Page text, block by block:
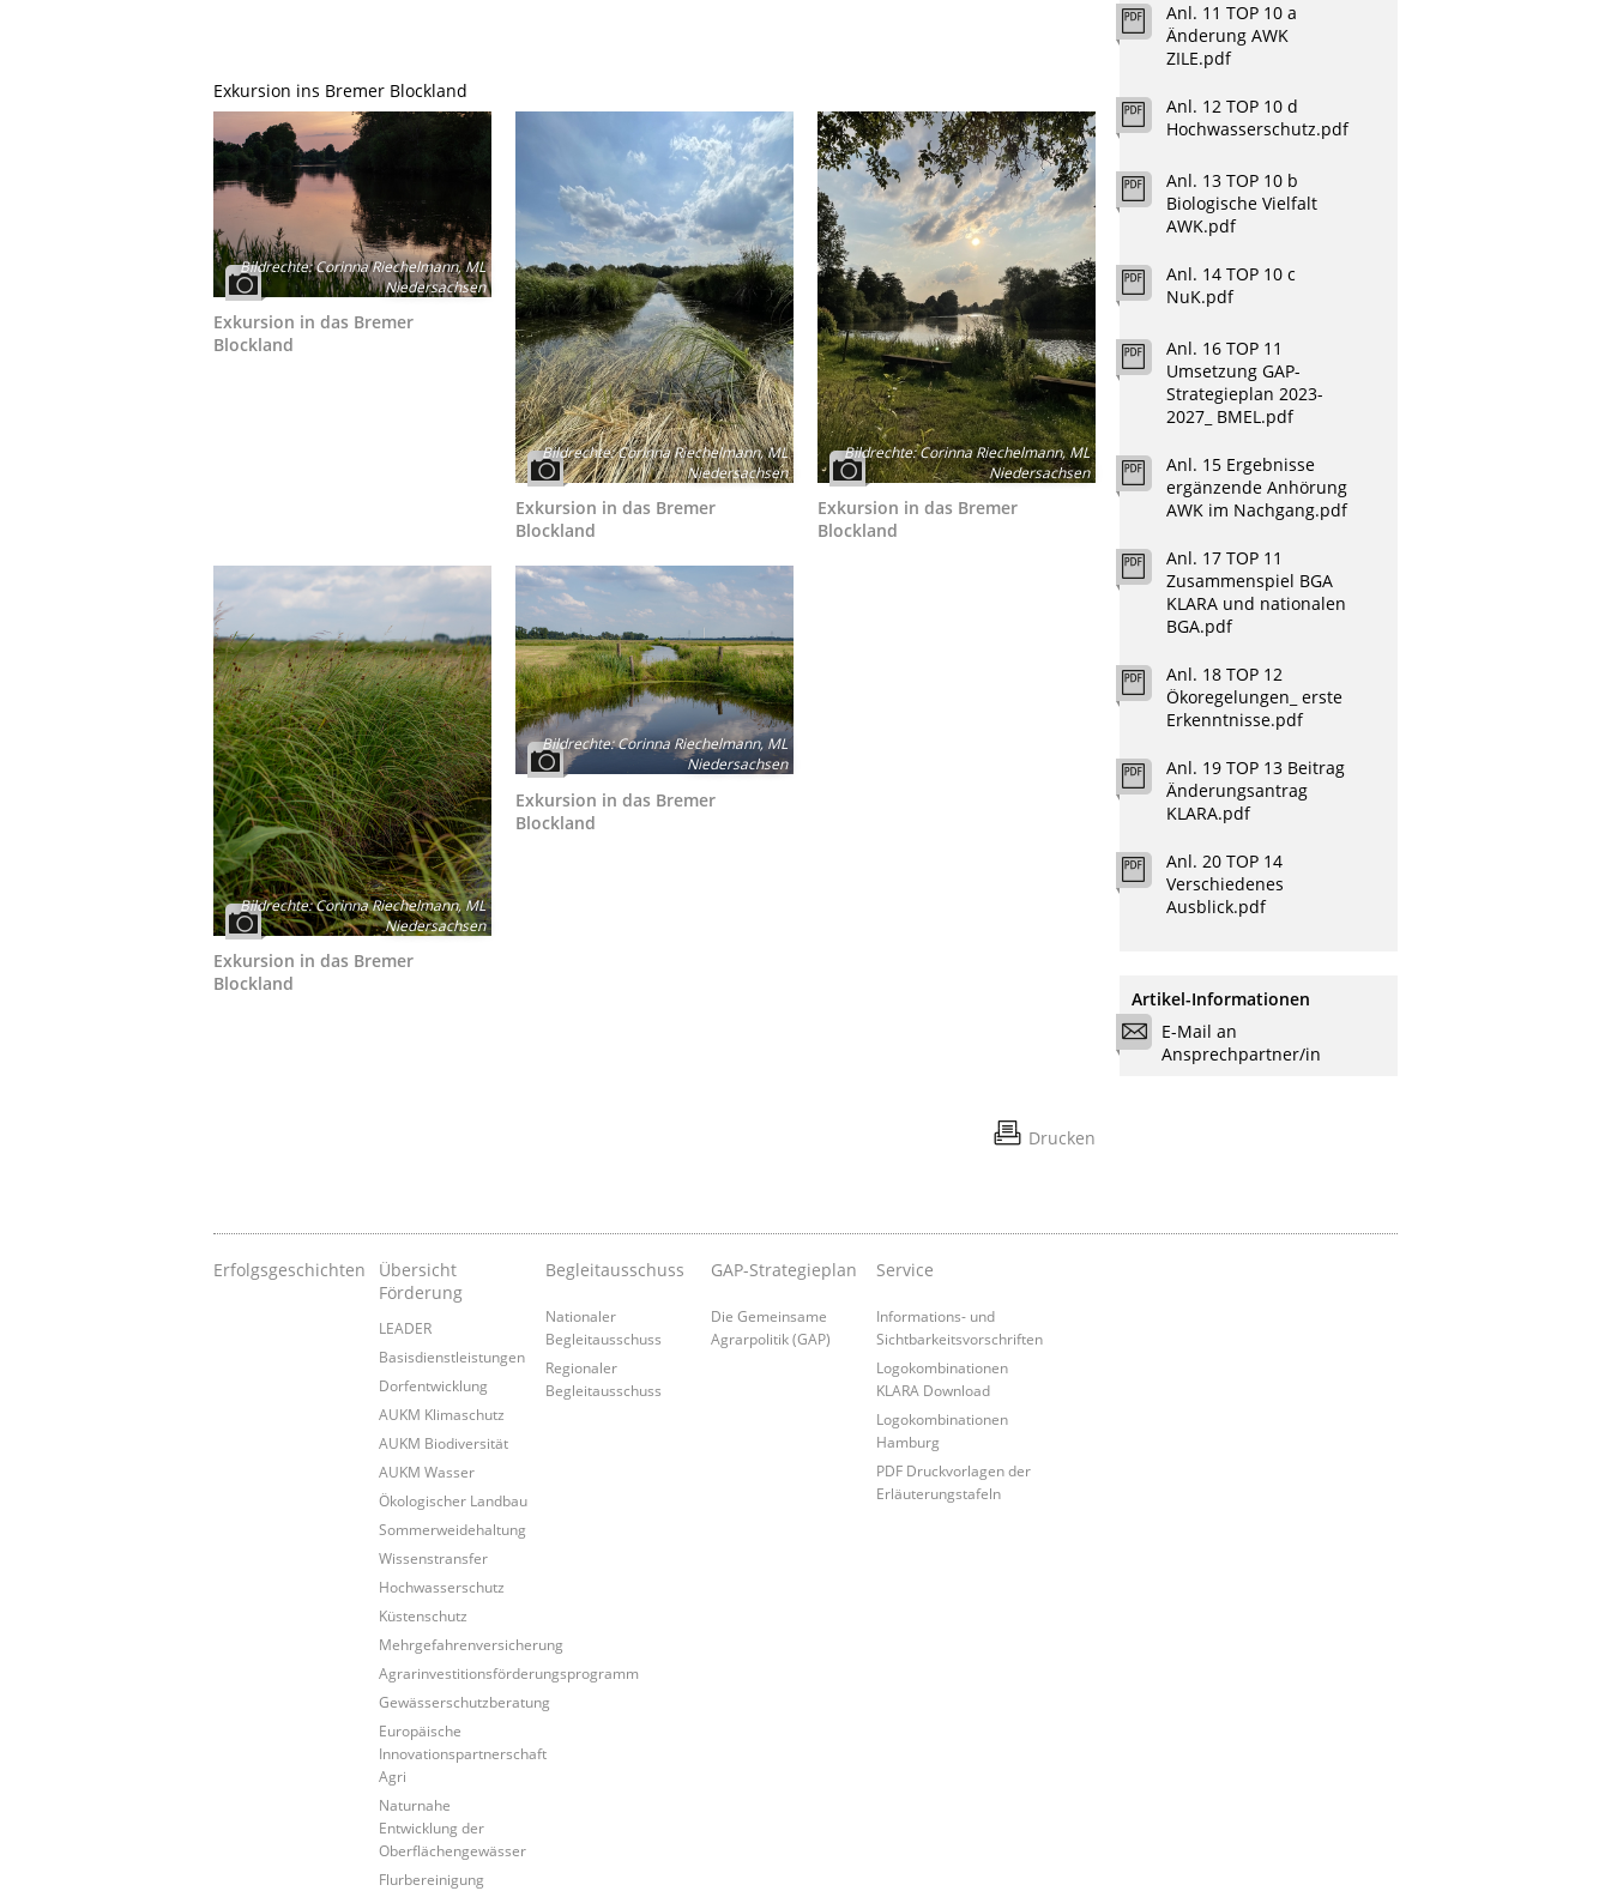
Exkursion ins Bremer Blockland
Bildrechte:Corinna Riechelmann, ML
Niedersachsen
Exkursion in das Bremer
Blockland
Bildrechte:Corinna Riechelmann, ML
Niedersachsen
Exkursion in das Bremer
Blockland
Bildrechte:Corinna Riechelmann, ML
Niedersachsen
Exkursion in das Bremer
Blockland
Bildrechte:Corinna Riechelmann, ML
Niedersachsen
Exkursion in das Bremer
Blockland
Bildrechte:Corinna Riechelmann, ML
Niedersachsen
Exkursion in das Bremer
Blockland
Drucken
Anl. 11 TOP 10 a
Änderung AWK
ZILE.pdf
Anl. 12 TOP 10 d
Hochwasserschutz.pdf
Anl. 13 TOP 10 b
Biologische Vielfalt
AWK.pdf
Anl. 14 TOP 10 c
NuK.pdf
Anl. 16 TOP 11
Umsetzung GAP-
Strategieplan 2023-
2027_ BMEL.pdf
Anl. 15 Ergebnisse
ergänzende Anhörung
AWK im Nachgang.pdf
Anl. 17 TOP 11
Zusammenspiel BGA
KLARA und nationalen
BGA.pdf
Anl. 18 TOP 12
Ökoregelungen_ erste
Erkenntnisse.pdf
Anl. 19 TOP 13 Beitrag
Änderungsantrag
KLARA.pdf
Anl. 20 TOP 14
Verschiedenes
Ausblick.pdf
Artikel-Informationen
E-Mail an
Ansprechpartner/in
Erfolgsgeschichten
Übersicht
Förderung
LEADER
Basisdienstleistungen
Dorfentwicklung
AUKM Klimaschutz
AUKM Biodiversität
AUKM Wasser
Ökologischer Landbau
Sommerweidehaltung
Wissenstransfer
Hochwasserschutz
Küstenschutz
Mehrgefahrenversicherung
Agrarinvestitionsförderungsprogramm
Gewässerschutzberatung
Europäische
Innovationspartnerschaft
Agri
Naturnahe
Entwicklung der
Oberflächengewässer
Flurbereinigung
Begleitausschuss
Nationaler
Begleitausschuss
Regionaler
Begleitausschuss
GAP-Strategieplan
Die Gemeinsame
Agrarpolitik (GAP)
Service
Informations- und
Sichtbarkeitsvorschriften
Logokombinationen
KLARA Download
Logokombinationen
Hamburg
PDF Druckvorlagen der
Erläuterungstafeln